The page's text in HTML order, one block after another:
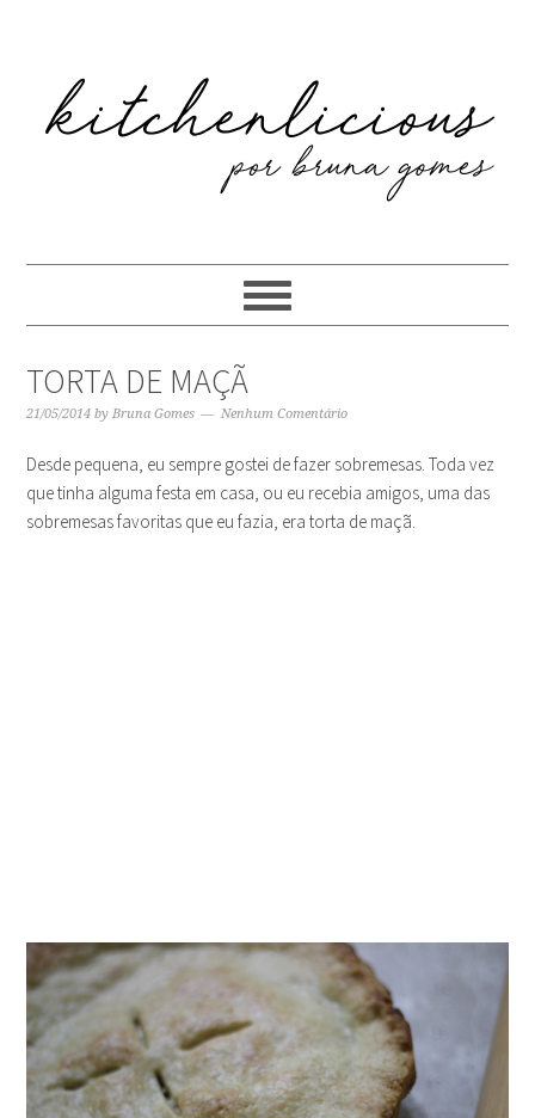
navigation
sidebar
TORTA DE MAÇÃ
21/05/2014 byBruna Gomes Nenhum Comentário
Desde pequena, eu sempre gostei de fazer sobremesas. Toda vez
que tinha alguma festa em casa, ou eu recebia amigos, uma das
sobremesas favoritas que eu fazia, era torta de maçã.